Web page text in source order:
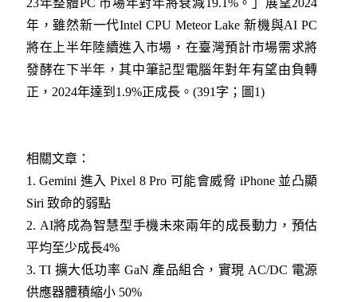
23年整體PC 市場年對年將衰減19.1%。」展望2024
年，雖然新一代Intel CPU Meteor Lake 新機與AI PC
將在上半年陸續進入市場，在臺灣預計市場需求將
發酵在下半年，其中筆記型電腦年對年有望由負轉
正，2024年達到1.9%正成長。(391字；圖1)
相關文章：
1. Gemini 進入 Pixel 8 Pro 可能會威脅 iPhone 並凸顯
Siri 致命的弱點
2. AI將成為智慧型手機未來兩年的成長動力，預估
平均至少成長4%
3. TI 擴大低功率 GaN 產品組合，實現 AC/DC 電源
供應器體積縮小 50%